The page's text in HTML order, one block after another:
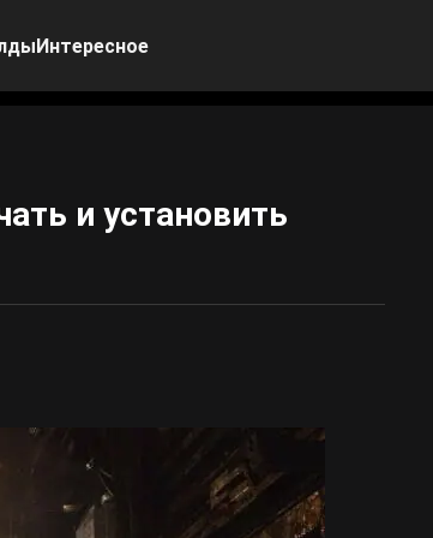
Интересное
и установить